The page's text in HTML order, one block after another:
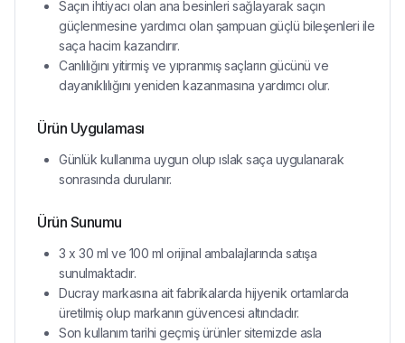
Saçın ihtiyacı olan ana besinleri sağlayarak saçın
güçlenmesine yardımcı olan şampuan güçlü bileşenleri ile
saça hacim kazandırır.
Canlılığını yitirmiş ve yıpranmış saçların gücünü ve
dayanıklılığını yeniden kazanmasına yardımcı olur.
Ürün Uygulaması
Günlük kullanıma uygun olup ıslak saça uygulanarak
sonrasında durulanır.
Ürün Sunumu
3 x 30 ml ve 100 ml orijinal ambalajlarında satışa
sunulmaktadır.
Ducray markasına ait fabrikalarda hijyenik ortamlarda
üretilmiş olup markanın güvencesi altındadır.
Son kullanım tarihi geçmiş ürünler sitemizde asla